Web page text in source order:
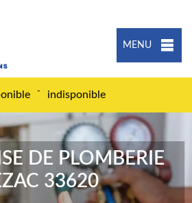
MENU
- indisponible
DE PLOMBERIE
33620